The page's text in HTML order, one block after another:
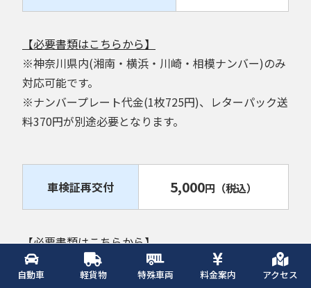
自動車 軽貨物 特殊車両 料金案内 アクセス
【必要書類はこちらから】
※神奈川県内(湘南・横浜・川崎・相模ナンバー)のみ
対応可能です。
※ナンバープレート代金(1枚725円)、レターパック送
料370円が別途必要となります。
車検証再交付 5,000円 （税込）
【必要書類はこちらから】
※神奈川県内(湘南・横浜・川崎・相模ナンバー)のみ
対応可能です。